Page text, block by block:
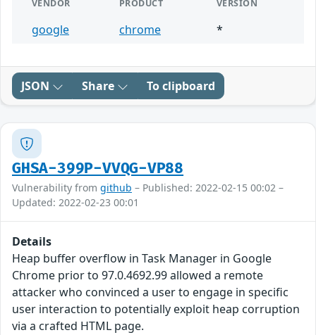
VENDOR PRODUCT VERSION
google chrome *
JSON Share To clipboard
GHSA-399P-VVQG-VP88
Vulnerability from github – Published: 2022-02-15 00:02 –
Updated: 2022-02-23 00:01
Details
Heap buffer overflow in Task Manager in Google
Chrome prior to 97.0.4692.99 allowed a remote
attacker who convinced a user to engage in specific
user interaction to potentially exploit heap corruption
via a crafted HTML page.